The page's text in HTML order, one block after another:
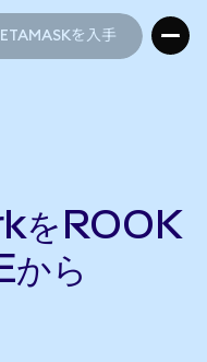
を入手
をROOK
ら